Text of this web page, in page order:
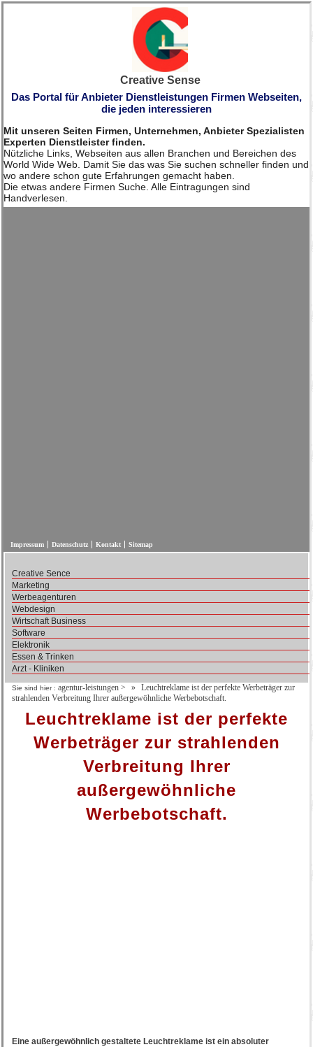
Creative Sense
Das Portal für Anbieter Dienstleistungen Firmen Webseiten,
die jeden interessieren
Mit unseren Seiten Firmen, Unternehmen, Anbieter Spezialisten
Experten Dienstleister finden.
Nützliche Links, Webseiten aus allen Branchen und Bereichen des
World Wide Web. Damit Sie das was Sie suchen schneller finden und
wo andere schon gute Erfahrungen gemacht haben.
Die etwas andere Firmen Suche. Alle Eintragungen sind
Handverlesen.
Impressum Datenschutz Kontakt Sitemap
Creative Sence
Marketing
Werbeagenturen
Webdesign
Wirtschaft Business
Software
Elektronik
Essen & Trinken
Arzt - Kliniken
Sie sind hier : agentur-leistungen >
Leuchtreklame ist der perfekte Werbeträger zur
strahlenden Verbreitung Ihrer außergewöhnliche Werbebotschaft.
Leuchtreklame ist der perfekte
Werbeträger zur strahlenden
Verbreitung Ihrer
außergewöhnliche
Werbebotschaft.
Eine außergewöhnlich gestaltete Leuchtreklame ist ein absoluter